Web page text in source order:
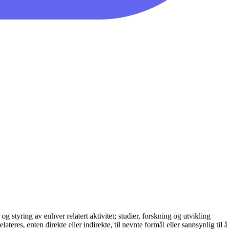
styring av enhver relatert aktivitet; studier, forskning og utvikling
enten direkte eller indirekte, til nevnte formål eller sannsynlig til å